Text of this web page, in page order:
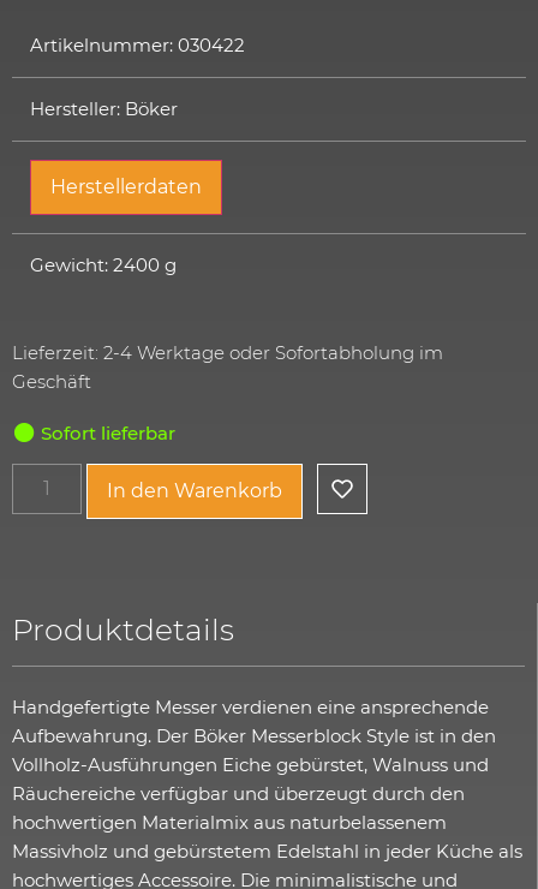
Artikelnummer: 030422
Hersteller: Böker
Herstellerdaten
Gewicht: 2400 g
Lieferzeit: 2-4 Werktage oder Sofortabholung im
Geschäft
Sofort lieferbar
In den Warenkorb
Produktdetails
Handgefertigte Messer verdienen eine ansprechende
Aufbewahrung. Der Böker Messerblock Style ist in den
Vollholz-Ausführungen Eiche gebürstet, Walnuss und
Räuchereiche verfügbar und überzeugt durch den
hochwertigen Materialmix aus naturbelassenem
Massivholz und gebürstetem Edelstahl in jeder Küche als
hochwertiges Accessoire. Die minimalistische und